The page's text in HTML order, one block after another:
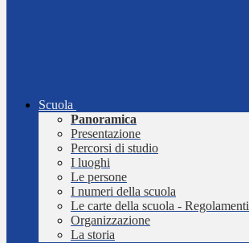
Scuola
Panoramica
Presentazione
Percorsi di studio
I luoghi
Le persone
I numeri della scuola
Le carte della scuola - Regolamenti
Organizzazione
La storia